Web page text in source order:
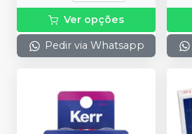
Ver opções
Pedir via Whatsapp